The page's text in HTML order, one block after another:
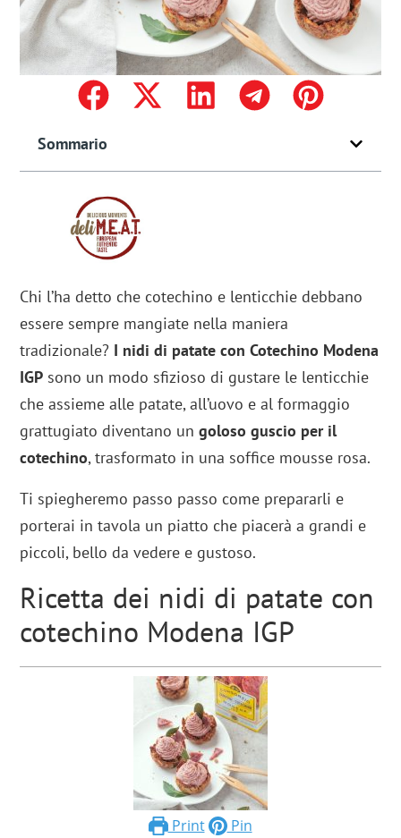
Sommario
Chi l’ha detto che cotechino e lenticchie debbano
essere sempre mangiate nella maniera
tradizionale? I nidi di patate con Cotechino Modena
IGP sono un modo sfizioso di gustare le lenticchie
che assieme alle patate, all’uovo e al formaggio
grattugiato diventano ungoloso guscio per il
cotechino, trasformato in una soffice mousse rosa.
Ti spiegheremo passo passo come prepararli e
porterai in tavola un piatto che piacerà a grandi e
piccoli, bello da vedere e gustoso.
Ricetta dei nidi di patate con
cotechino Modena IGP
Print Pin